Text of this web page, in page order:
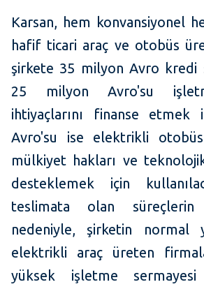
Karsan, hem konvansiyonel
hafif ticari araç ve otobüs
şirkete 35 milyon Avro kredi
25 milyon Avro'su
ihtiyaçlarını finanse
Avro'su ise elektrikli
mülkiyet hakları ve
desteklemek için
teslimata olan süreçlerin
nedeniyle, şirketin normal
elektrikli araç üreten
yüksek işletme sermayesi